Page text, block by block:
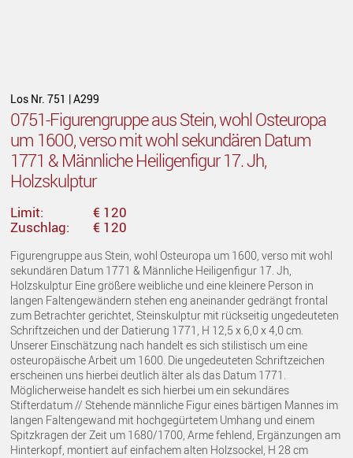
Los Nr. 751 | A299
0751-Figurengruppe aus Stein, wohl Osteuropa
um 1600, verso mit wohl sekundären Datum
1771 & Männliche Heiligenfigur 17. Jh,
Holzskulptur
Limit:
€ 120
Zuschlag:
€ 120
Figurengruppe aus Stein, wohl Osteuropa um 1600, verso mit wohl
sekundären Datum 1771 & Männliche Heiligenfigur 17. Jh,
Holzskulptur Eine größere weibliche und eine kleinere Person in
langen Faltengewändern stehen eng aneinander gedrängt frontal
zum Betrachter gerichtet, Steinskulptur mit rückseitig ungedeuteten
Schriftzeichen und der Datierung 1771, H 12,5 x 6,0 x 4,0 cm.
Unserer Einschätzung nach handelt es sich stilistisch um eine
osteuropäische Arbeit um 1600. Die ungedeuteten Schriftzeichen
erscheinen uns hierbei deutlich älter als das Datum 1771.
Möglicherweise handelt es sich hierbei um ein sekundäres
Stifterdatum // Stehende männliche Figur eines bärtigen Mannes im
langen Faltengewand mit hochgegürtetem Umhang und einem
Spitzkragen der Zeit um 1680/1700, Arme fehlend, Ergänzungen am
Hinterkopf, montiert auf einfachem alten Holzsockel, H 28 cm